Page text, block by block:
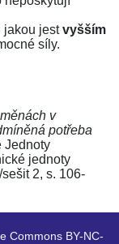
jakou jestvyšším
síly.
v
potřeba
Jednoty
jednoty
2, s. 106-
Commons BY-NC-